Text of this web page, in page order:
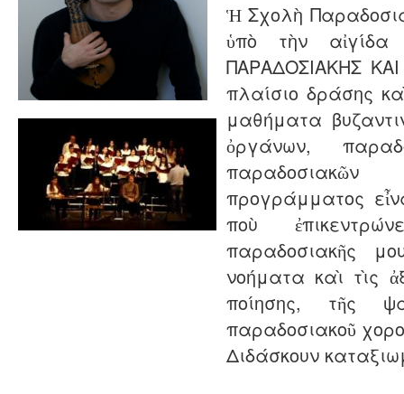
Ἡ Σχολὴ
ὑπὸ τὴν αἰγίδα
ΠΑΡΑΔΟΣΙΑΚΗΣ
πλαίσιο δράσης
μαθήματα
ὀργάνων,
προγράμματος
ποὺ
παραδοσιακῆς
νοήματα καὶ τὶς
ποίησης, τῆς
παραδοσιακοῦ
Διδάσκουν